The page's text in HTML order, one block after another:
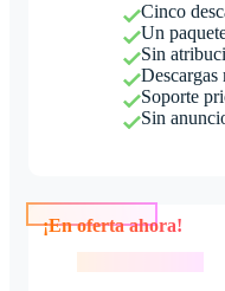
Cinco
Un
Sin
Descargas
Soporte
Sin